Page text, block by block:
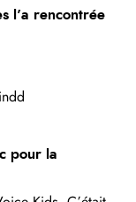
l’a rencontrée
pour la